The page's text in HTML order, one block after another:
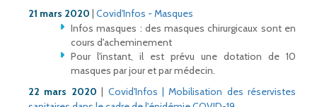
21 mars 2020 | Covid'Infos - Masques
Infos masques : des masques chirurgicaux sont en
cours d'acheminement
Pour l'instant, il est prévu une dotation de 10
masques par jour et par médecin.
22 mars 2020 | Covid'Infos | Mobilisation des réservistes